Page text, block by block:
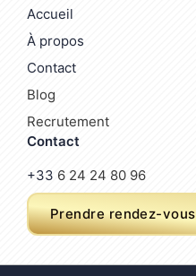
Accueil
À propos
Contact
Blog
Recrutement
Contact
+33 6 24 24 80 96
Prendre rendez-vous